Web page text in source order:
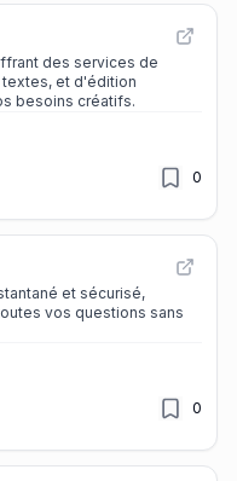
des services de
et d'édition
besoins créatifs.
0
et sécurisé,
vos questions sans
0